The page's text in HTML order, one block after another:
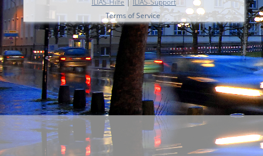
ILIAS-Hilfe | ILIAS-Support
Terms of Service